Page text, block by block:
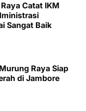
Catat IKM
Sangat Baik
Raya Siap
di Jambore